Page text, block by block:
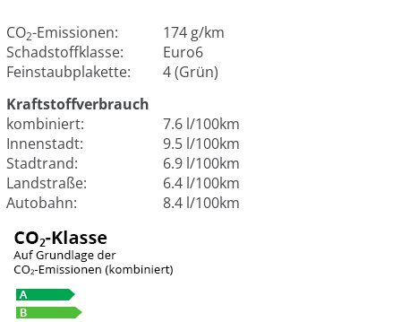
CO2-Emissionen:
174 g/km
Schadstoffklasse:
Euro6
Feinstaubplakette:
4 (Grün)
Kraftstoffverbrauch
kombiniert:
7.6 l/100km
Innenstadt:
9.5 l/100km
Stadtrand:
6.9 l/100km
Landstraße:
6.4 l/100km
Autobahn:
8.4 l/100km